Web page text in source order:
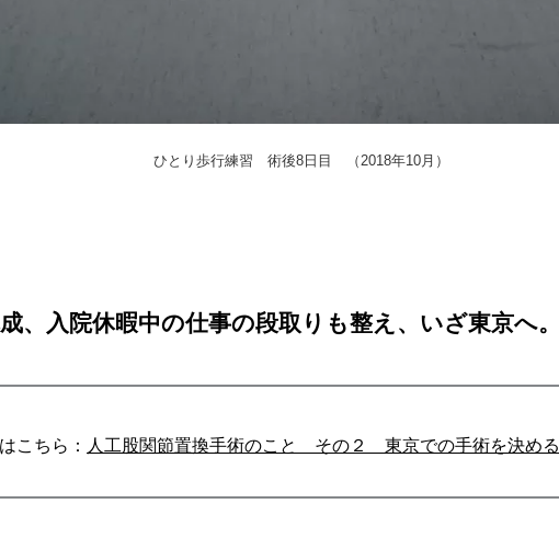
ひとり歩行練習 術後8日目 （2018年10月）
、入院休暇中の仕事の段取りも整え、いざ東京へ。
こちら： 人工股関節置換手術のこと その２ 東京での手術を決める